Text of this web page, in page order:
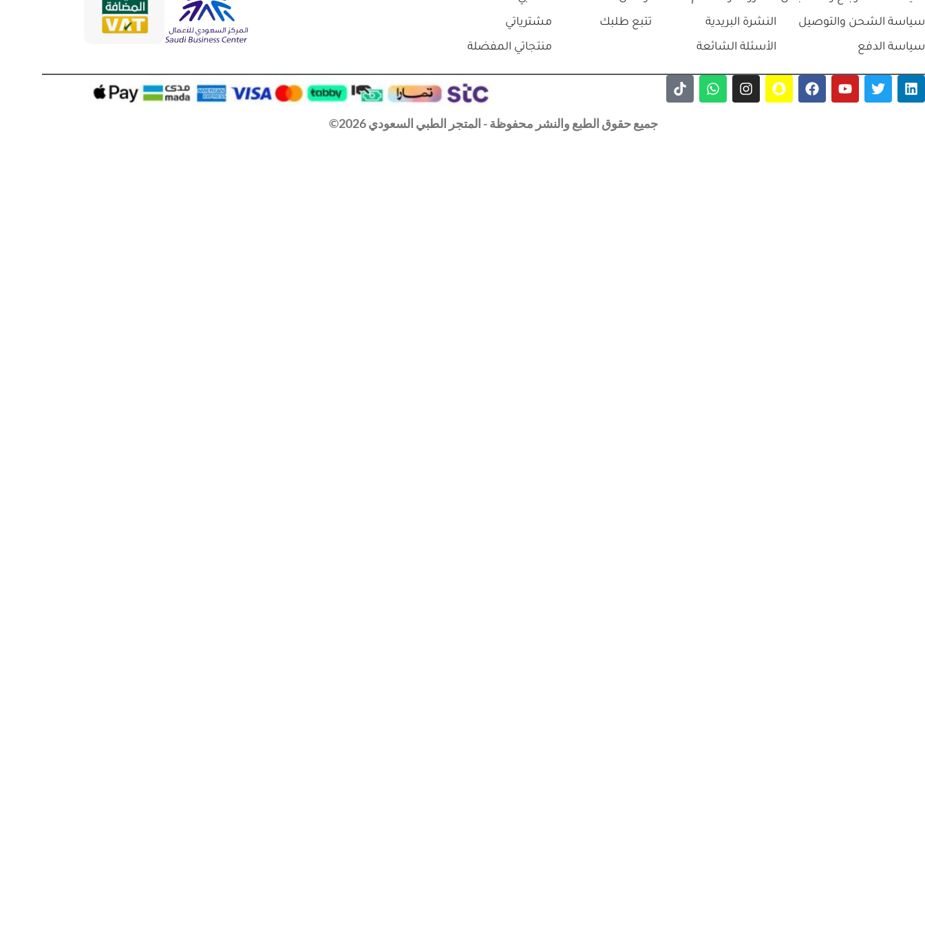
سياسة الشحن والتوصيل
سياسة الدفع
النشرة البريدية
الأسئلة الشائعة
تتبع طلبك
مشترياتي
منتجاتي المفضلة
جميع حقوق الطبع والنشر محفوظة - المتجر الطبي السعودي 2026©